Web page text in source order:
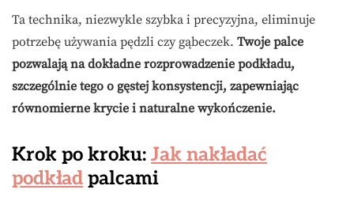
Ta technika, niezwykle szybka i precyzyjna, eliminuje
potrzebę używania pędzli czy gąbeczek. Twoje palce
pozwalają na dokładne rozprowadzenie podkładu,
szczególnie tego o gęstej konsystencji, zapewniając
równomierne krycie i naturalne wykończenie.
Krok po kroku: Jak nakładać
podkład palcami